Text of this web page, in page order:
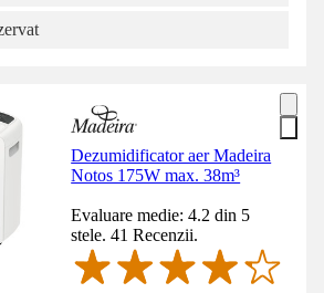
Dezumidificator aer Madeira
Notos 175W max. 38m³
Evaluare medie: 4.2 din 5
stele. 41 Recenzii.